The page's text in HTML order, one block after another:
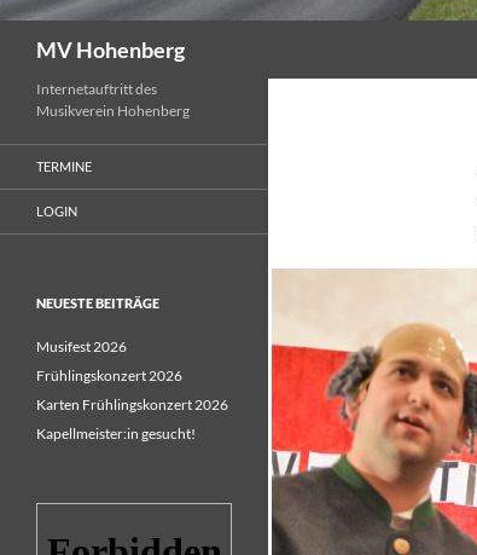
MV Hohenberg
Internetauftritt des
Musikverein Hohenberg
TERMINE
LOGIN
NEUESTE BEITRÄGE
Musifest 2026
Frühlingskonzert 2026
Karten Frühlingskonzert 2026
Kapellmeister:in gesucht!